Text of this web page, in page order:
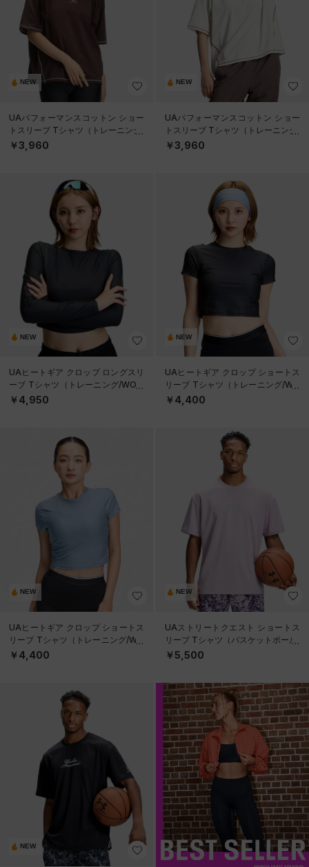
NEW
UAパフォーマンスコットン ショー
トスリーブ Tシャツ（トレーニング/
WOMEN）
￥3,960
NEW
UAパフォーマンスコットン ショー
トスリーブ Tシャツ（トレーニング/
WOMEN）
￥3,960
NEW
UAヒートギア クロップ ロングスリ
ーブ Tシャツ（トレーニング/WOM
EN）
￥4,950
NEW
UAヒートギア クロップ ショートス
リーブ Tシャツ（トレーニング/WO
MEN）
￥4,400
NEW
UAヒートギア クロップ ショートス
リーブ Tシャツ（トレーニング/WO
MEN）
￥4,400
NEW
UAストリートクエスト ショートス
リーブ Tシャツ（バスケットボール/
MEN）
￥5,500
NEW